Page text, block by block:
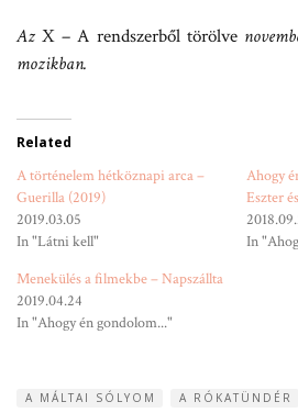
AzX – A rendszerből törölve
mozikban.
Related
A történelem hétköznapi arca –
Guerilla (2019)
2019.03.05
In "Látni kell"
Ahogy
Eszter
In
Menekülés a filmekbe – Napszállta
2019.04.24
In "Ahogy én gondolom..."
A MÁLTAI SÓLYOM
A RÓKATÜNDÉR